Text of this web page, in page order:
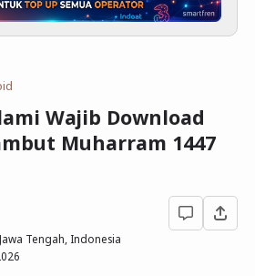
Wajib Download
Muharram 1447
Tengah, Indonesia